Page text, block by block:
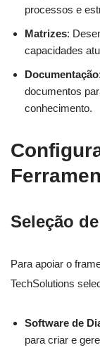
processos e
Matrizes:
capacidades
Documentação
documentos
conhecimento.
Seleção
Para apoiar o
TechSolutions
Software de
para criar e